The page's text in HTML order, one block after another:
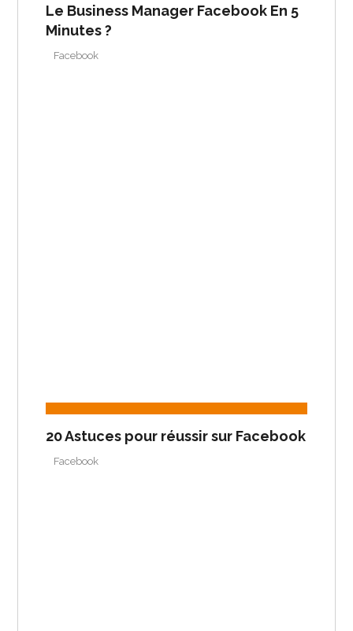
Le Business Manager Facebook En 5
Minutes ?
Facebook
20 Astuces pour réussir sur Facebook
Facebook